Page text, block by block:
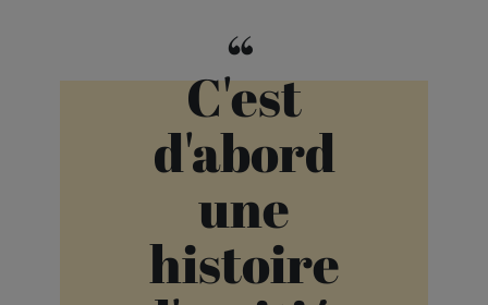
“
C'est
d'abord
une
histoire